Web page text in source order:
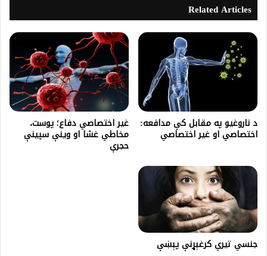
Related Articles
د ناروغيو په مقابل کې مدافعه‌:
اختصاصي او غیر اختصاصي
غير اختصاصي دفاع؛ پوست،
مخاطي غشا او وينې سپينې
حجرې
جنسي تیري کرغېړنې پېښې